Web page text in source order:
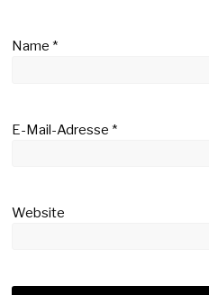
Name*
E-Mail-Adresse*
Website